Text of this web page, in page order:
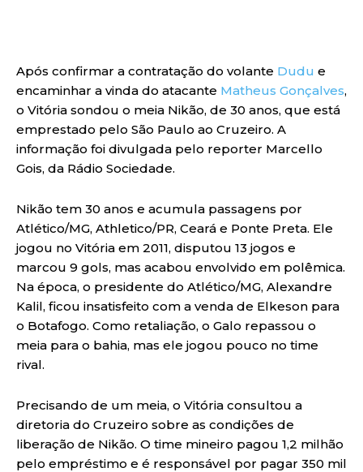
Após confirmar a contratação do volante Dudu e
encaminhar a vinda do atacante Matheus Gonçalves,
o Vitória sondou o meia Nikão, de 30 anos, que está
emprestado pelo São Paulo ao Cruzeiro. A
informação foi divulgada pelo reporter Marcello
Gois, da Rádio Sociedade.
Nikão tem 30 anos e acumula passagens por
Atlético/MG, Athletico/PR, Ceará e Ponte Preta. Ele
jogou no Vitória em 2011, disputou 13 jogos e
marcou 9 gols, mas acabou envolvido em polêmica.
Na época, o presidente do Atlético/MG, Alexandre
Kalil, ficou insatisfeito com a venda de Elkeson para
o Botafogo. Como retaliação, o Galo repassou o
meia para o bahia, mas ele jogou pouco no time
rival.
Precisando de um meia, o Vitória consultou a
diretoria do Cruzeiro sobre as condições de
liberação de Nikão. O time mineiro pagou 1,2 milhão
pelo empréstimo e é responsável por pagar 350 mil